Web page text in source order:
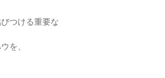
つける重要な
を、